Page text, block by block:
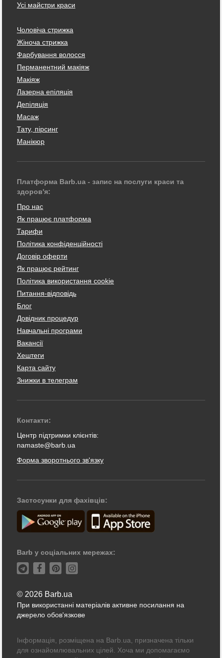
Усі майстри краси
Чоловіча стрижка
Жіноча стрижка
Фарбування волосся
Перманентний макіяж
Макіяж
Лазерна епіляція
Депіляція
Масаж
Тату, пірсинг
Манікюр
Платформа Barb.ua - запис на послуги краси та
здоров'я:
Про нас
Як працює платформа
Тарифи
Політика конфіденційності
Договір оферти
Як працює рейтинг
Політика використання cookie
Питання-відповідь
Блог
Довідник процедур
Навчальні програми
Вакансії
Хештеги
Карта сайту
Знижки в телеграм
Контакти:
Центр підтримки клієнтів:
namaste@barb.ua
Форма зворотнього зв'язку
Застосунки для фахівців:
Barb у соціальних мережах:
© 2026 Barb.ua
При використанні матеріалів активне посилання на
джерело обов'язкове
Інформація, розміщена на Barb.ua, призначена тільки
для ознайомлювальних цілей. Хоча ми допомагаємо